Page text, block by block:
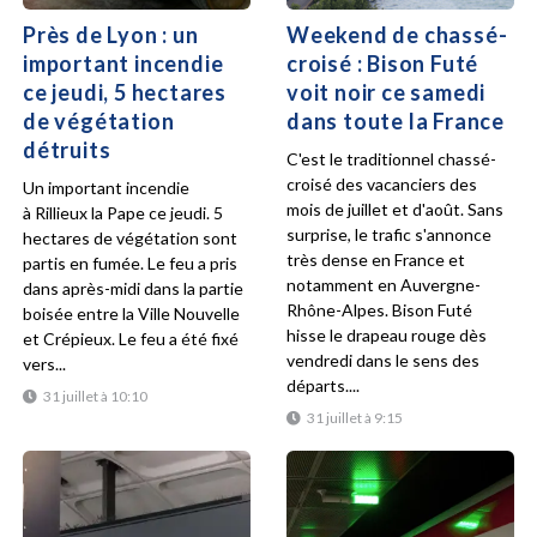
Près de Lyon : un
important incendie
ce jeudi, 5 hectares
de végétation
détruits
31 juillet à 10:10
Un important incendie
à Rillieux la Pape ce jeudi. 5
hectares de végétation sont
partis en fumée. Le feu a pris
dans après-midi dans la partie
boisée entre la Ville Nouvelle
et Crépieux. Le feu a été fixé
vers...
Weekend de chassé-
croisé : Bison Futé
voit noir ce samedi
dans toute la France
31 juillet à 9:15
C'est le traditionnel chassé-
croisé des vacanciers des
mois de juillet et d'août. Sans
surprise, le trafic s'annonce
très dense en France et
notamment en Auvergne-
Rhône-Alpes. Bison Futé
hisse le drapeau rouge dès
vendredi dans le sens des
départs....